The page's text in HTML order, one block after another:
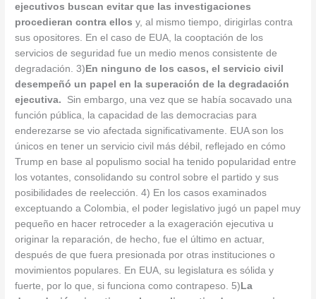
ejecutivos buscan evitar que las investigaciones
procedieran contra ellosy, al mismo tiempo, dirigirlas contra
sus opositores. En el caso de EUA, la cooptación de los
servicios de seguridad fue un medio menos consistente de
degradación. 3)En ninguno de los casos, el servicio civil
desempeñó un papel en la superación de la degradación
ejecutiva. Sin embargo, una vez que se había socavado una
función pública, la capacidad de las democracias para
enderezarse se vio afectada significativamente. EUA son los
únicos en tener un servicio civil más débil, reflejado en cómo
Trump en base al populismo social ha tenido popularidad entre
los votantes, consolidando su control sobre el partido y sus
posibilidades de reelección. 4) En los casos examinados
exceptuando a Colombia, el poder legislativo jugó un papel muy
pequeño en hacer retroceder a la exageración ejecutiva u
originar la reparación, de hecho, fue el último en actuar,
después de que fuera presionada por otras instituciones o
movimientos populares. En EUA, su legislatura es sólida y
fuerte, por lo que, si funciona como contrapeso. 5)La